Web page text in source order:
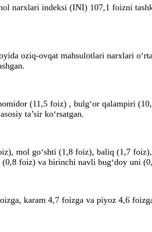
narxlari indeksi (INI) 107,1 foizni
oziq-ovqat mahsulotlari narxlari
(11,5 foiz) , bulg‘or qalampiri
ta’sir ko‘rsatgan.
mol go‘shti (1,8 foiz), baliq (1,7
foiz) va birinchi navli bug‘doy uni
karam 4,7 foizga va piyoz 4,6